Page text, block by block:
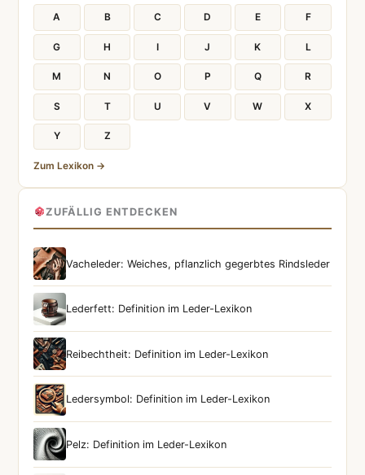
A B C D E F
G H I J K L
M N O P Q R
S T U V W X
Y Z
Zum Lexikon →
ZUFÄLLIG ENTDECKEN
Vacheleder: Weiches, pflanzlich gegerbtes Rindsleder
Lederfett: Definition im Leder-Lexikon
Reibechtheit: Definition im Leder-Lexikon
Ledersymbol: Definition im Leder-Lexikon
Pelz: Definition im Leder-Lexikon